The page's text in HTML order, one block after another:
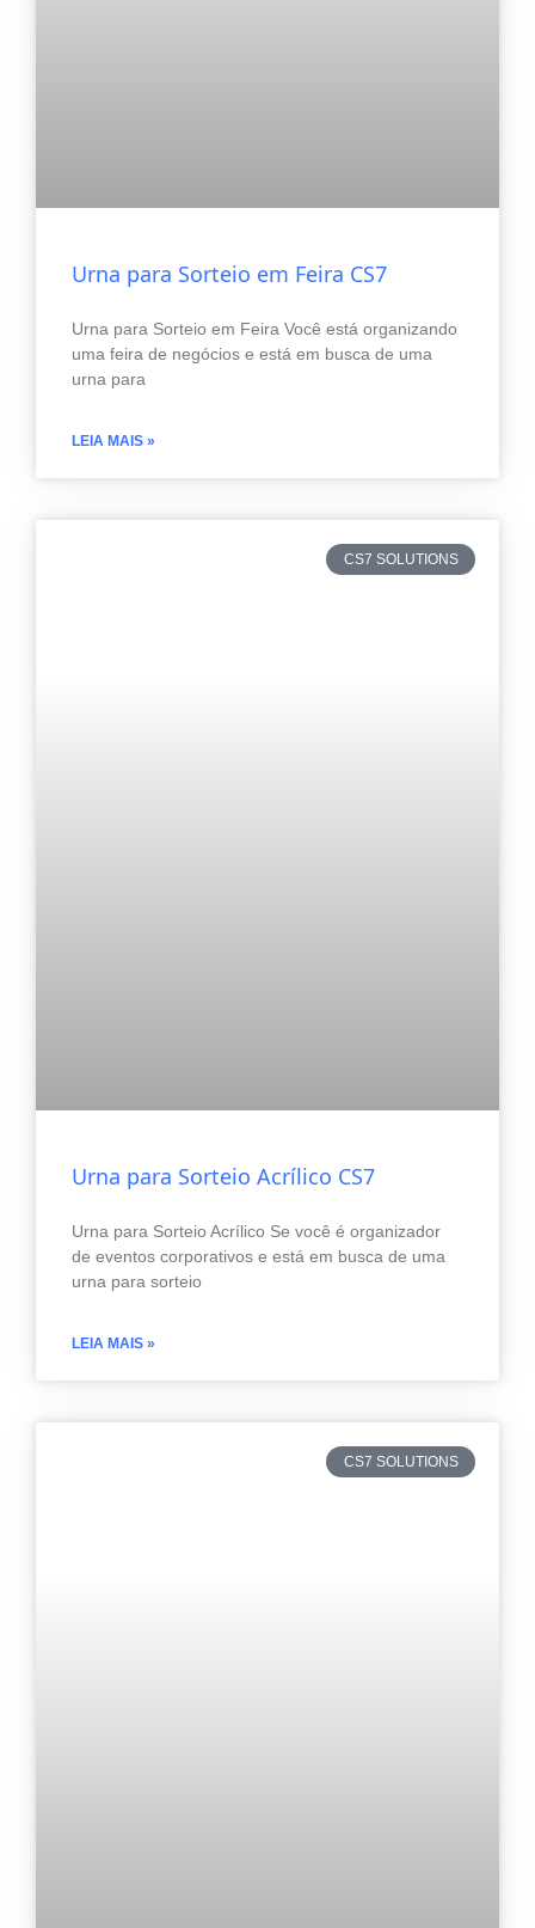
Urna para Sorteio em Feira CS7
Urna para Sorteio em Feira Você está organizando
uma feira de negócios e está em busca de uma
urna para
LEIA MAIS »
CS7 SOLUTIONS
Urna para Sorteio Acrílico CS7
Urna para Sorteio Acrílico Se você é organizador
de eventos corporativos e está em busca de uma
urna para sorteio
LEIA MAIS »
CS7 SOLUTIONS